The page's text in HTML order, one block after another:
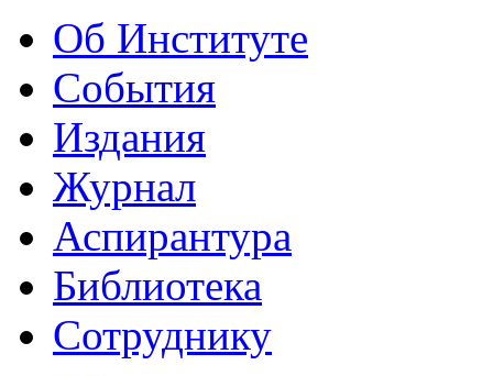
Об Институте
События
Издания
Журнал
Аспирантура
Библиотека
Сотруднику